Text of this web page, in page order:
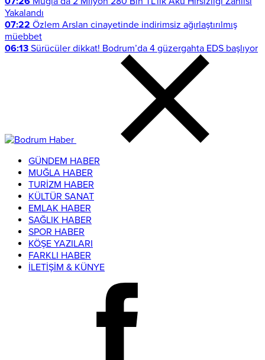
Yakalandı
07:22 Özlem Arslan cinayetinde indirimsiz ağırlaştırılmış
müebbet
06:13 Sürücüler dikkat! Bodrum’da 4 güzergahta EDS başlıyor
GÜNDEM HABER
MUĞLA HABER
TURİZM HABER
KÜLTÜR SANAT
EMLAK HABER
SAĞLIK HABER
SPOR HABER
KÖŞE YAZILARI
FARKLI HABER
İLETİŞİM & KÜNYE